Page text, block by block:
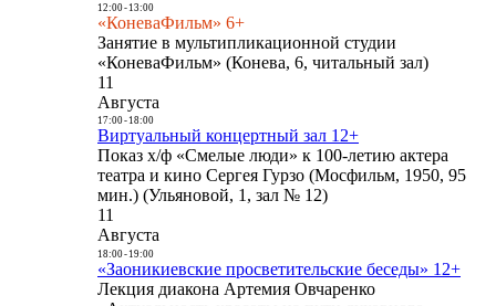
12:00- 13:00
«КоневаФильм» 6+
Занятие в мультипликационной студии
«КоневаФильм» (Конева, 6, читальный зал)
11
Августа
17:00- 18:00
Виртуальный концертный зал 12+
Показ х/ф «Смелые люди» к 100-летию актера
театра и кино Сергея Гурзо (Мосфильм, 1950, 95
мин.) (Ульяновой, 1, зал № 12)
11
Августа
18:00- 19:00
«Заоникиевские просветительские беседы» 12+
Лекция диакона Артемия Овчаренко